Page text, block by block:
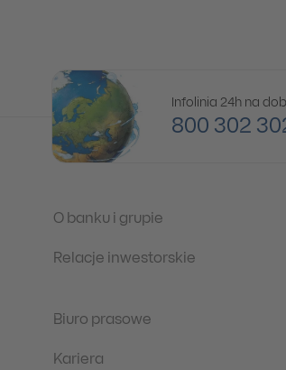
Infolinia 24h na
800 302
O banku i grupie
Relacje inwestorskie
Biuro prasowe
Kariera